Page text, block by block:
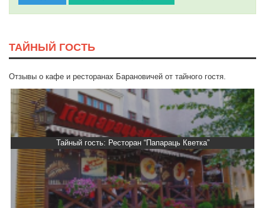
ТАЙНЫЙ ГОСТЬ
Отзывы о кафе и ресторанах Барановичей от тайного гостя.
Тайный гость: Ресторан “Папараць Кветка”